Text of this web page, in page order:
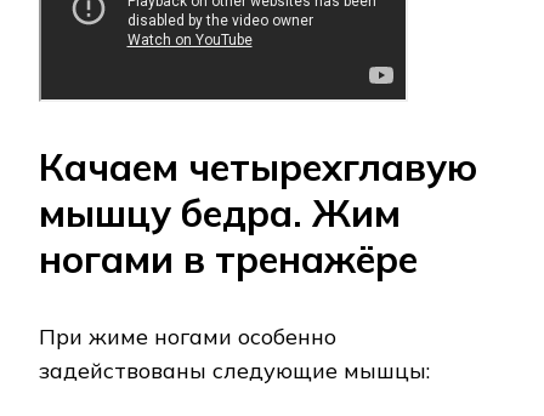
Качаем четырехглавую
мышцу бедра. Жим
ногами в тренажёре
При жиме ногами особенно
задействованы следующие мышцы: